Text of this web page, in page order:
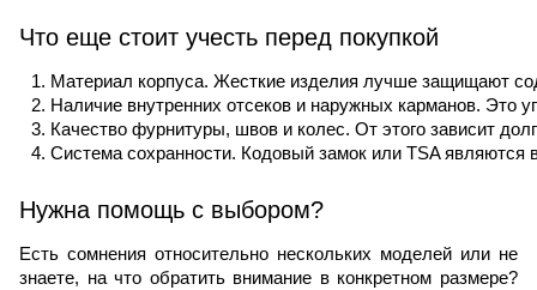
Что еще стоит учесть перед покупкой
Материал корпуса. Жесткие изделия лучше защищают
Наличие внутренних отсеков и наружных карманов. Это
Качество фурнитуры, швов и колес. От этого зависит
Система сохранности. Кодовый замок или TSA
Нужна помощь с выбором?
Есть сомнения относительно нескольких моделей или не
знаете, на что обратить внимание в конкретном размере?